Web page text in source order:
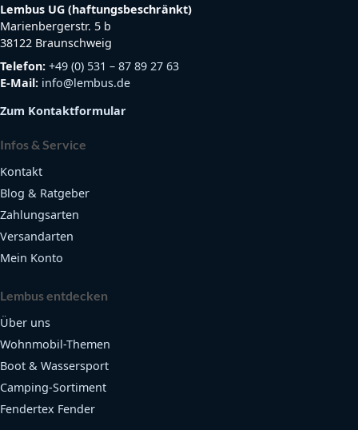
Lembus UG (haftungsbeschränkt)
Marienbergerstr. 5 b
38122 Braunschweig
Telefon: +49 (0) 531 – 87 89 27 63
E-Mail: info@lembus.de
Zum Kontaktformular
Infos & Service
Kontakt
Blog & Ratgeber
Zahlungsarten
Versandarten
Mein Konto
Lembus entdecken
Über uns
Wohnmobil-Themen
Boot & Wassersport
Camping-Sortiment
Fendertex Fender